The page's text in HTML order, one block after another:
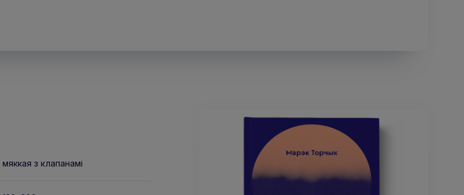
мяккая з клапанамі